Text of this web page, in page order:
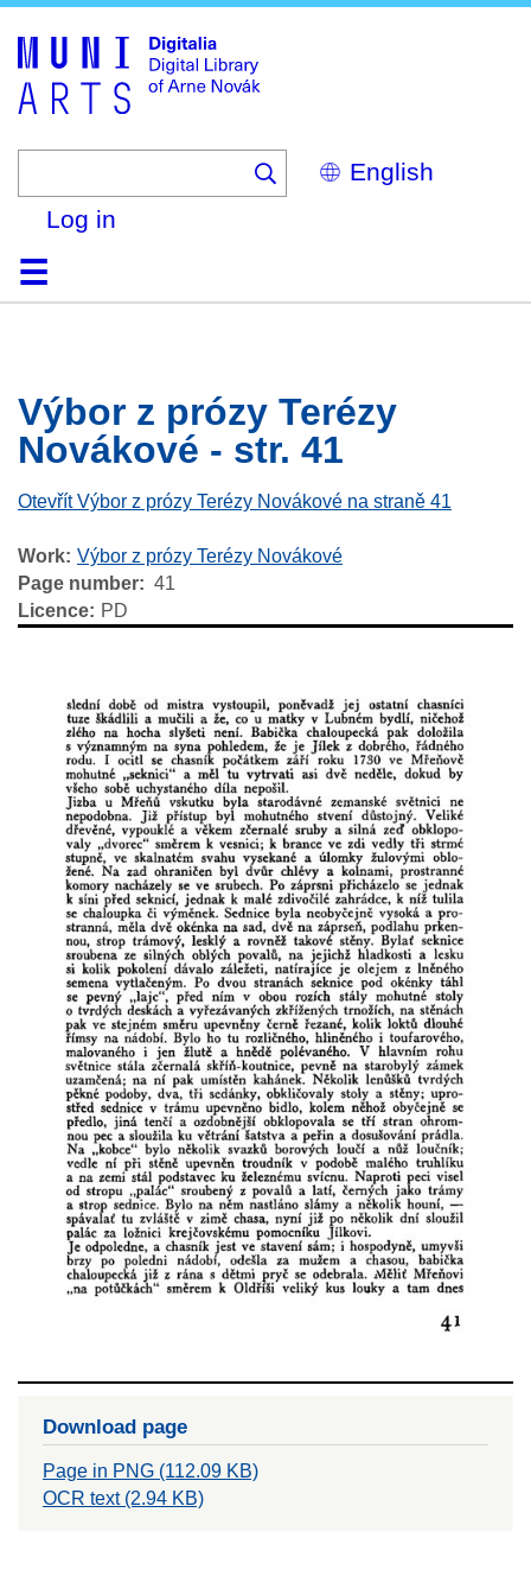
Select
your
Log in
HomeBrowse
Search
About
HelpContactDigitalia
Výbor z prózy Terézy
Novákové - str. 41
Otevřít Výbor z prózy Terézy Novákové na straně 41
Work Výbor z prózy Terézy Novákové
Page number
41
Licence
PD
Download page
Page in PNG (112.09 KB)
OCR text (2.94 KB)